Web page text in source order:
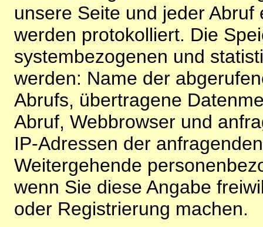
unsere Seite und jeder
werden protokolliert. Die
systembezogenen und
werden: Name der
Abrufs, übertragene
Abruf, Webbrowser und
IP-Adressen der
Weitergehende
wenn Sie diese Angabe
oder Registrierung machen.